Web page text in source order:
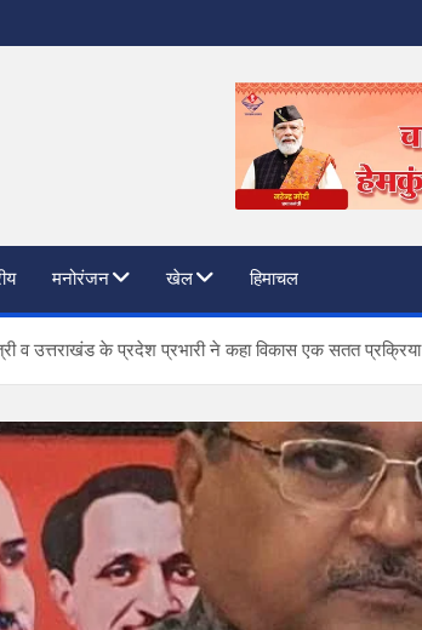
मनोरंजन खेल हिमाचल
व उत्तराखंड के प्रदेश प्रभारी ने कहा विकास एक सतत प्रक्रिया